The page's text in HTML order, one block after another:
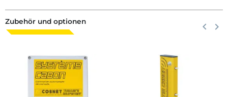
Zubehör und optionen Zurück
keyboard_arrow_left keyboard_arrow_right